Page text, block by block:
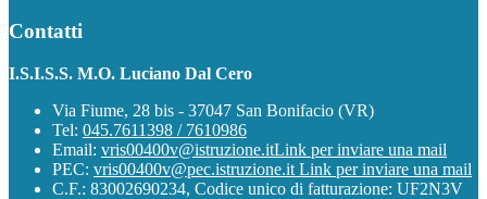
Contatti
I.S.I.S.S. M.O. Luciano Dal Cero
Via Fiume, 28 bis - 37047 San Bonifacio (VR)
Tel: 045.7611398 / 7610986
Email: vris00400v@istruzione.itLink per inviare una mail
PEC: vris00400v@pec.istruzione.it Link per inviare una mail
C.F.: 83002690234, Codice unico di fatturazione: UF2N3V